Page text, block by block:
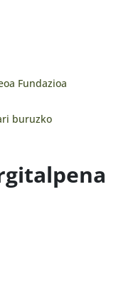
Fundazioa
buruzko